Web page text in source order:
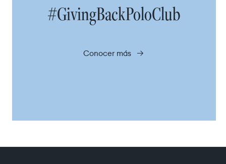
#GivingBackPoloClub
Conocer más